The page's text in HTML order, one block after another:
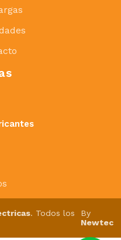
. Todos los
By
Newtec